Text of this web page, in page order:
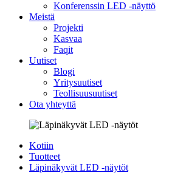
Konferenssin LED -näyttö
Meistä
Projekti
Kasvaa
Faqit
Uutiset
Blogi
Yritysuutiset
Teollisuusuutiset
Ota yhteyttä
Kotiin
Tuotteet
Läpinäkyvät LED -näytöt